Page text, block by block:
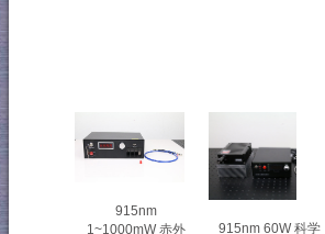
915nm
1~1000mW 赤外
915nm 60W 科学